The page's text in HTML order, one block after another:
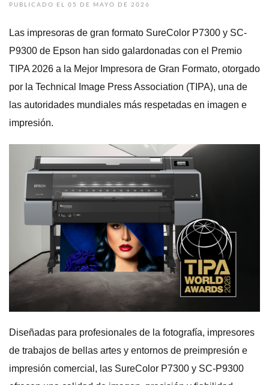
PUBLICADO EL 05 DE MAYO DE 2026
Las impresoras de gran formato SureColor P7300 y SC-
P9300 de Epson han sido galardonadas con el Premio
TIPA 2026 a la Mejor Impresora de Gran Formato, otorgado
por la Technical Image Press Association (TIPA), una de
las autoridades mundiales más respetadas en imagen e
impresión.
Diseñadas para profesionales de la fotografía, impresores
de trabajos de bellas artes y entornos de preimpresión e
impresión comercial, las SureColor P7300 y SC-P9300